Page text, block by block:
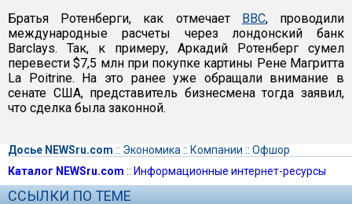
Братья Ротенберги, как отмечает BBC, проводили
международные расчеты через лондонский банк
Barclays. Так, к примеру, Аркадий Ротенберг сумел
перевести $7,5 млн при покупке картины Рене Магритта
La Poitrine. На это ранее уже обращали внимание в
сенате США, представитель бизнесмена тогда заявил,
что сделка была законной.
Досье NEWSru.com :: Экономика :: Компании :: Офшор
Каталог NEWSru.com :: Информационные интернет-ресурсы
ССЫЛКИ ПО ТЕМЕ